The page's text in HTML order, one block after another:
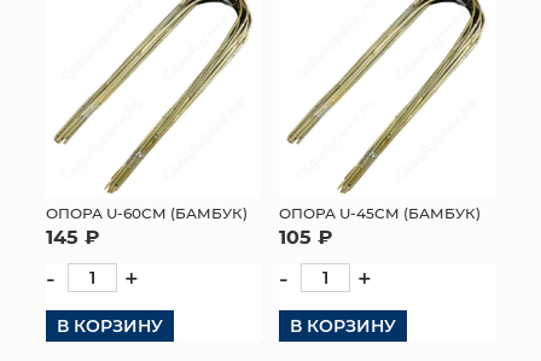
ОПОРА U-60СМ (БАМБУК)
145 ₽
- +
В КОРЗИНУ
ОПОРА U-45СМ (БАМБУК)
105 ₽
- +
В КОРЗИНУ